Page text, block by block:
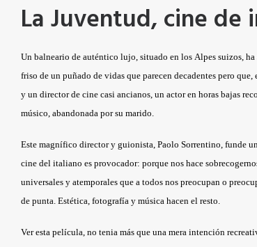
La Juventud, cine de
Un balneario de auténtico lujo, situado en los Alpes suizos, ha
friso de un puñado de vidas que parecen decadentes pero
y un director de cine casi ancianos, un actor en horas bajas
músico, abandonada por su marido.
Este magnífico director y guionista, Paolo Sorrentino, funde
cine del italiano es provocador: porque nos hace
universales y atemporales que a todos nos preocupan o
de punta. Estética, fotografía y música hacen el resto.
Ver esta película, no tenia más que una mera intención